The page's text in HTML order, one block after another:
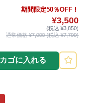
期間限定50％OFF！
¥3,500
(税込 ¥3,850)
通常価格 ¥7,000 (税込 ¥7,700)
カゴに入れる